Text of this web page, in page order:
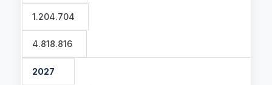
1.204.704
4.818.816
2027